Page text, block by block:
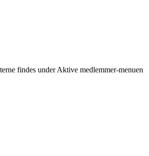
findes under Aktive medlemmer-menuen